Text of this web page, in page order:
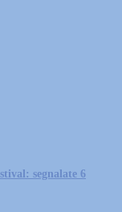
segnalate 6